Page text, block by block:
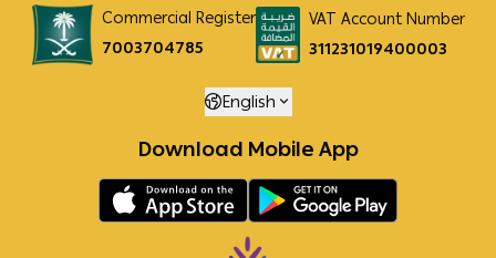
Commercial Register
7003704785
VAT Account Number
311231019400003
English
Download Mobile App